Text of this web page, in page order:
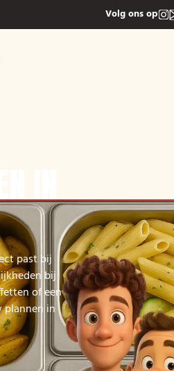
Volg ons op
past bij
bij
of een
in